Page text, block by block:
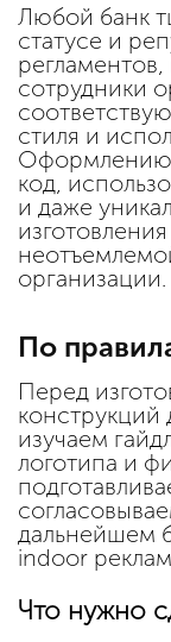
Любой банк
статусе и
сотрудники
стиля и
Оформлению
код,
и даже
организации.
По
Перед
конструкций
изучаем
логотипа и
дальнейшем
indoor
Что нужно